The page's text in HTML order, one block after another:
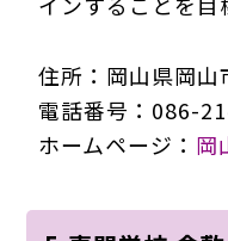
住所：岡山県岡
電話番号：086-
ホームページ： 岡